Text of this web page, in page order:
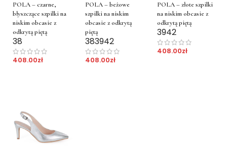
POLA – czarne,
błyszczące szpilki na
niskim obcasie z
odkrytą piętą
38
408.00zł
POLA – beżowe
szpilki na niskim
obcasie z odkrytą
piętą
383942
408.00zł
POLA – złote szpilki
na niskim obcasie z
odkrytą piętą
3942
408.00zł